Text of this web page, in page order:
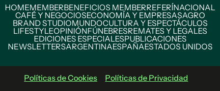
HOMEMEMBERBENEFICIOS MEMBERREFERÍNACIONAL
CAFÉ Y NEGOCIOSECONOMÍA Y EMPRESASAGRO
BRAND STUDIOMUNDOCULTURA Y ESPECTÁCULOS
LIFESTYLEOPINIÓNFÚNEBRESREMATES Y LEGALES
EDICIONES ESPECIALESPUBLICACIONES
NEWSLETTERSARGENTINAESPAÑAESTADOS UNIDOS
Políticas de Cookies
Políticas de Privacidad